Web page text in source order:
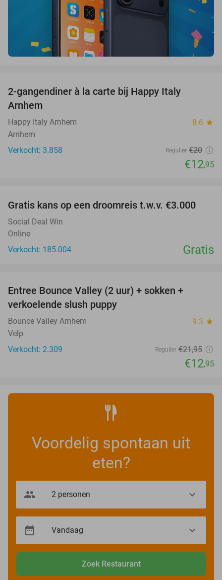
2-gangendiner à la carte bij Happy Italy
Arnhem
Happy Italy Arnhem 8.6 star
Arnhem
Verkocht: 3.858
Regulier €20
€12,95
Gratis kans op een droomreis t.w.v. €3.000
Social Deal Win
Online
Verkocht: 185.004
Gratis
Entree Bounce Valley (2 uur) + sokken +
verkoelende slush puppy
Bounce Valley Arnhem 9.3 star
Velp
Verkocht: 2.309
Regulier €21,95
€12,95
Voordelig spontaan uit
eten?
Zoek Restaurant